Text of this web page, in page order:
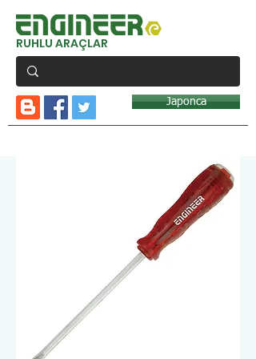
RUHLU ARAÇLAR
Japonca